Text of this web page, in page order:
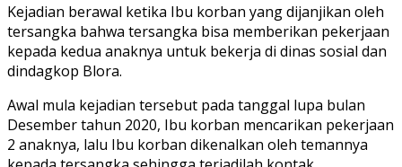
Kejadian berawal ketika Ibu korban yang dijanjikan oleh
tersangka bahwa tersangka bisa memberikan pekerjaan
kepada kedua anaknya untuk bekerja di dinas sosial dan
dindagkop Blora.
Awal mula kejadian tersebut pada tanggal lupa bulan
Desember tahun 2020, Ibu korban mencarikan pekerjaan
2 anaknya, lalu Ibu korban dikenalkan oleh temannya